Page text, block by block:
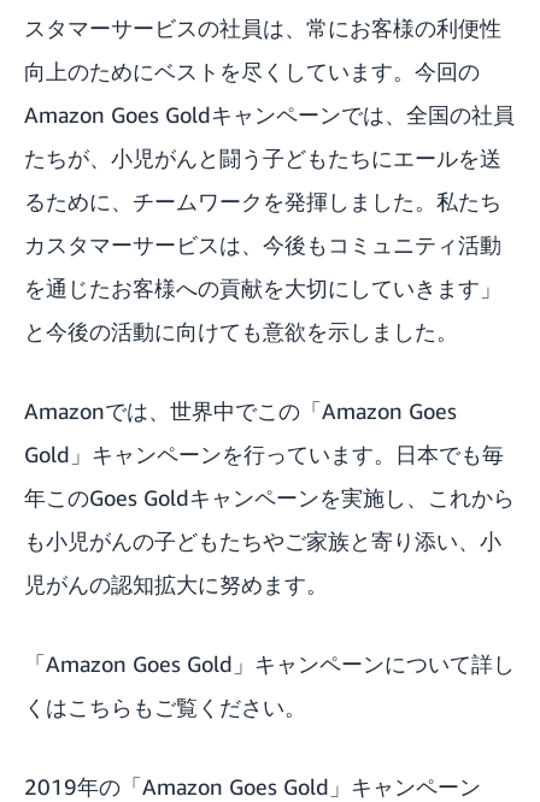
スタマーサービスの社員は、常にお客様の利便性
向上のためにベストを尽くしています。今回の
Amazon Goes Goldキャンペーンでは、全国の社員
たちが、小児がんと闘う子どもたちにエールを送
るために、チームワークを発揮しました。私たち
カスタマーサービスは、今後もコミュニティ活動
を通じたお客様への貢献を大切にしていきます」
と今後の活動に向けても意欲を示しました。
Amazonでは、世界中でこの「Amazon Goes
Gold」キャンペーンを行っています。日本でも毎
年このGoes Goldキャンペーンを実施し、これから
も小児がんの子どもたちやご家族と寄り添い、小
児がんの認知拡大に努めます。
「Amazon Goes Gold」キャンペーンについて詳し
くはこちら もご覧ください。
2019年の「Amazon Goes Gold」キャンペーン